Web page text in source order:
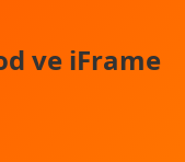
ve iFrame